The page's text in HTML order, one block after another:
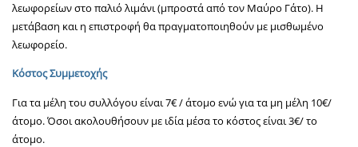
λεωφορείων στο παλιό λιμάνι (μπροστά από τον Μαύρο Γάτο). Η
μετάβαση και η επιστροφή θα πραγματοποιηθούν με μισθωμένο
λεωφορείο.
Κόστος Συμμετοχής
Για τα μέλη του συλλόγου είναι 7€ / άτομο ενώ για τα μη μέλη 10€/
άτομο. Όσοι ακολουθήσουν με ιδία μέσα το κόστος είναι 3€/ το
άτομο.